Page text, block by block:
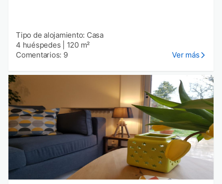
Tipo de alojamiento: Casa
4 huéspedes
120 m²
Comentarios: 9
Ver más